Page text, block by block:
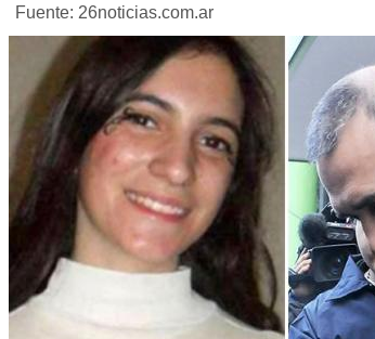
Fuente: 26noticias.com.ar